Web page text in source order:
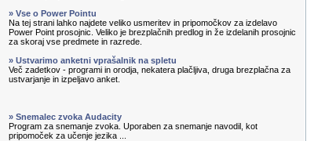
» Vse o Power Pointu
Na tej strani lahko najdete veliko usmeritev in pripomočkov za izdelavo
Power Point prosojnic. Veliko je brezplačnih predlog in že izdelanih prosojnic
za skoraj vse predmete in razrede.
» Ustvarimo anketni vprašalnik na spletu
Več zadetkov - programi in orodja, nekatera plačljiva, druga brezplačna za
ustvarjanje in izpeljavo anket.
» Snemalec zvoka Audacity
Program za snemanje zvoka. Uporaben za snemanje navodil, kot
pripomoček za učenje jezika ...